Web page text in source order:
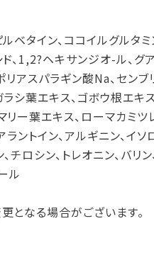
ベタイン、ココイルグルタ
、1,2?ヘキサンジオ-ル、
アスパラギン酸Na、セン
シ葉エキス、ゴボウ根エキ
ー葉エキス、ローマカミ
ントイン、アルギニン、イ
チロシン、トレオニン、バ
ル
となる場合がございます。